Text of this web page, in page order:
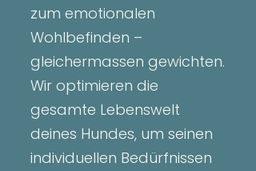
zum emotionalen
Wohlbefinden –
gleichermassen gewichten.
Wir optimieren die
gesamte Lebenswelt
deines Hundes, um seinen
individuellen Bedürfnissen